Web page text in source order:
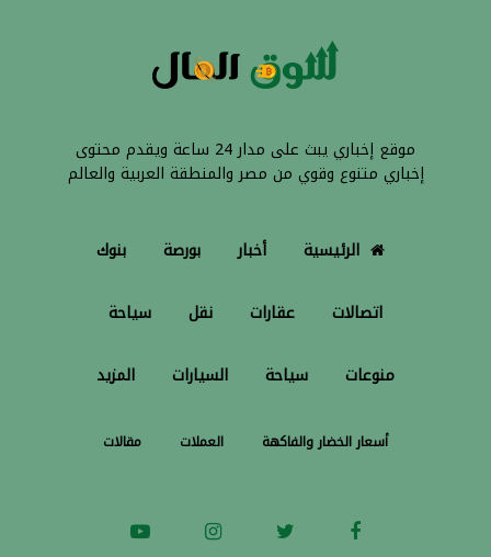
موقع إخباري يبث على مدار 24 ساعة ويقدم محتوى
إخباري متنوع وقوي من مصر والمنطقة العربية والعالم
الرئيسية أخبار بورصة بنوك
اتصالات عقارات نقل سياحة
منوعات سياحة السيارات المزيد
أسعار الخضار والفاكهة العملات مقالات